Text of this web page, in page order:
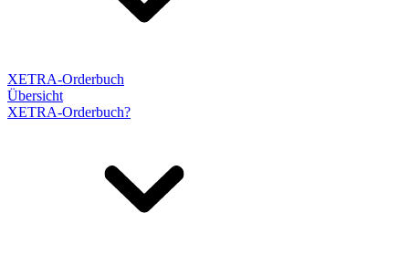
XETRA-Orderbuch
Übersicht
XETRA-Orderbuch?